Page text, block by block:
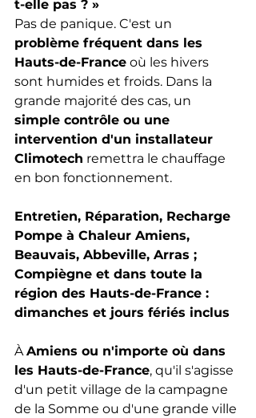
t-elle pas ? »
Pas de panique. C'est un
problème fréquent dans les
Hauts-de-France où les hivers
sont humides et froids. Dans la
grande majorité des cas, un
simple contrôle ou une
intervention d'un installateur
Climotech remettra le chauffage
en bon fonctionnement.
Entretien, Réparation, Recharge
Pompe à Chaleur Amiens,
Beauvais, Abbeville, Arras ;
Compiègne et dans toute la
région des Hauts-de-France :
dimanches et jours fériés inclus
À Amiens ou n'importe où dans
les Hauts-de-France, qu'il s'agisse
d'un petit village de la campagne
de la Somme ou d'une grande ville